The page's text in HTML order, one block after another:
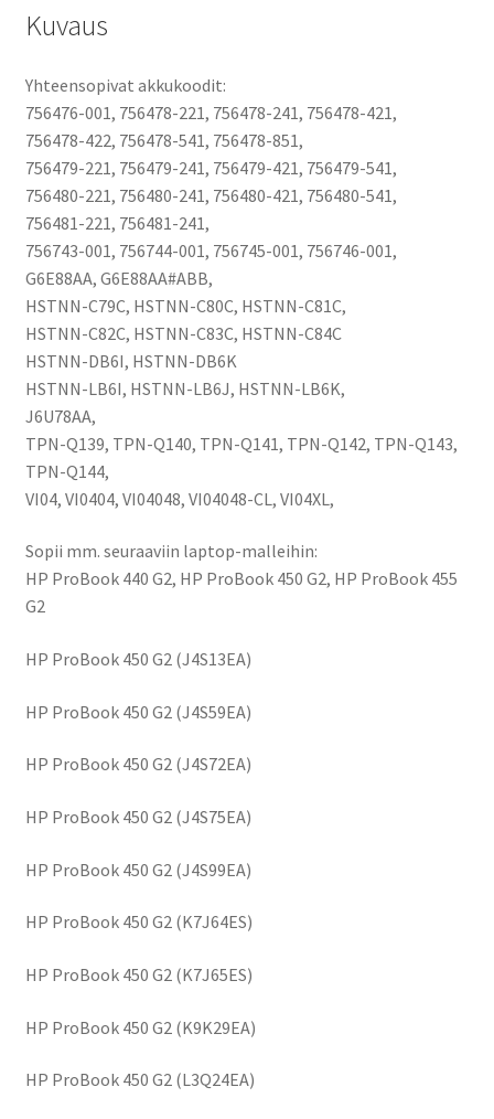
Ion
14,8V
32,6Wh
/
756479-
421,
756743-
001,
756745-
001,
HSTNN-
DB6I,
HSTNN-
DB6K,
HSTNN-
LB6J,
HSTNN-
LB6K,
määrä
Kuvaus
Yhteensopivat akkukoodit:
756476-001, 756478-221, 756478-241, 756478-421,
756478-422, 756478-541, 756478-851,
756479-221, 756479-241, 756479-421, 756479-541,
756480-221, 756480-241, 756480-421, 756480-541,
756481-221, 756481-241,
756743-001, 756744-001, 756745-001, 756746-001,
G6E88AA, G6E88AA#ABB,
HSTNN-C79C, HSTNN-C80C, HSTNN-C81C,
HSTNN-C82C, HSTNN-C83C, HSTNN-C84C
HSTNN-DB6I, HSTNN-DB6K
HSTNN-LB6I, HSTNN-LB6J, HSTNN-LB6K,
J6U78AA,
TPN-Q139, TPN-Q140, TPN-Q141, TPN-Q142, TPN-Q143,
TPN-Q144,
VI04, VI0404, VI04048, VI04048-CL, VI04XL,
Sopii mm. seuraaviin laptop-malleihin:
HP ProBook 440 G2, HP ProBook 450 G2, HP ProBook 455
G2
HP ProBook 450 G2 (J4S13EA)
HP ProBook 450 G2 (J4S59EA)
HP ProBook 450 G2 (J4S72EA)
HP ProBook 450 G2 (J4S75EA)
HP ProBook 450 G2 (J4S99EA)
HP ProBook 450 G2 (K7J64ES)
HP ProBook 450 G2 (K7J65ES)
HP ProBook 450 G2 (K9K29EA)
HP ProBook 450 G2 (L3Q24EA)